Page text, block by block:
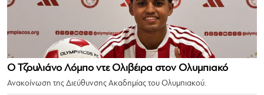
Ο Τζουλιάνο Λόμπο ντε Ολιβέιρα στον Ολυμπιακό
Ανακοίνωση της Διεύθυνσης Ακαδημίας του Ολυμπιακού.